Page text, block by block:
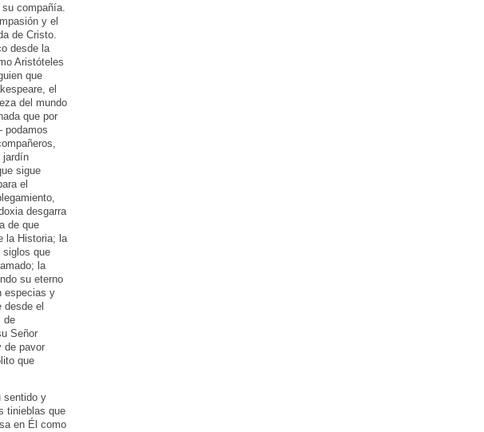
compañía.
y el
de Cristo.
desde la
Aristóteles
que
el
del mundo
que por
podamos
jardín
sigue
el
desgarra
de que
la Historia; la
siglos que
la
su eterno
especias y
desde el
de
Señor
de pavor
que
sentido y
tinieblas que
en Él como